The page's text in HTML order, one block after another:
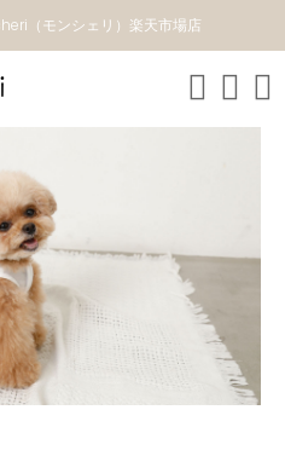
（モンシェリ）楽天市場店